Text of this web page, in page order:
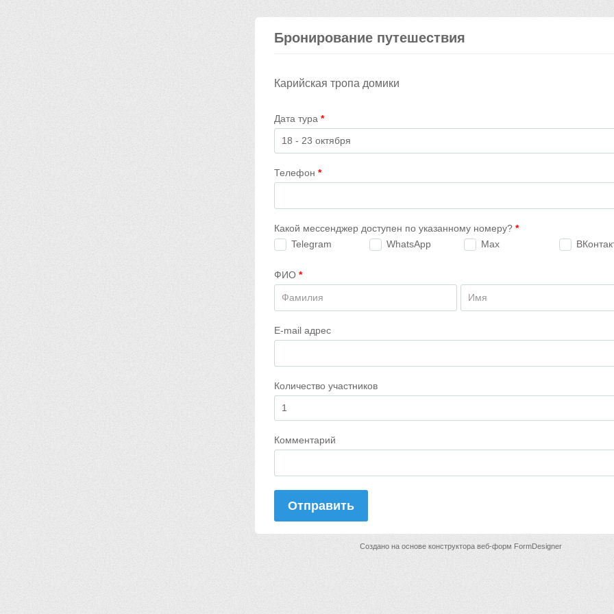
Бронирование путешествия
Карийская тропа домики
Дата тура *
Телефон *
Какой мессенджер доступен по указанному номеру? *
Telegram
WhatsApp Max
ФИО *
E-mail адрес
Количество участников
Комментарий
Отправить
Создано на основе конструктора веб-форм FormDesigner